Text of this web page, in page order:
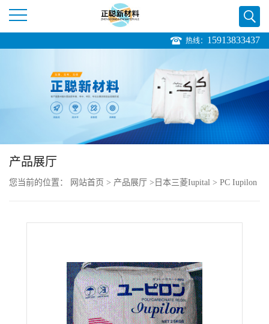
公
热线： 15913833437
产品展厅
您当前的位置： 网站首页 > 产品展厅 > 日本三菱Iupital > PC Iupilon